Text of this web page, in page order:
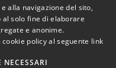
© 2026 • Comune di
Sant'Arsenio • Powered by
alla navigazione del sito,
al solo fine di elaborare
e anonime.
policy al seguente link
NECESSARI